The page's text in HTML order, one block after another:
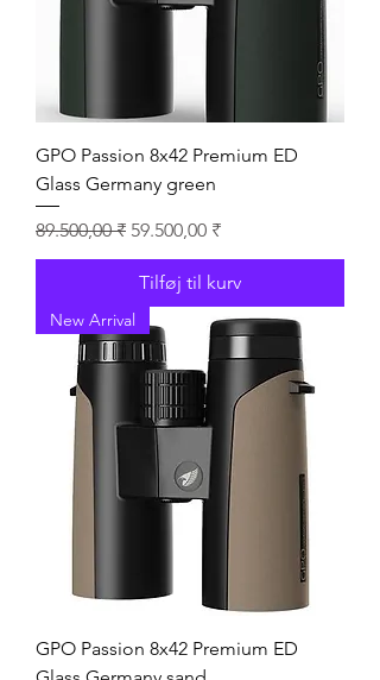
GPO Passion 8x42 Premium ED
Glass Germany green
Regulær pris
89.500,00 ₹ Salgspris
59.500,00 ₹
Tilføj til kurv
New Arrival
GPO Passion 8x42 Premium ED